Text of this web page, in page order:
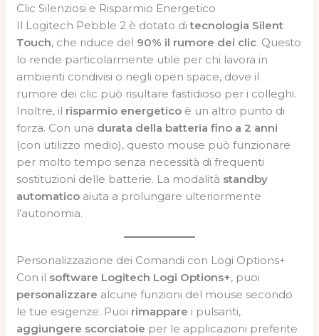
Clic Silenziosi e Risparmio Energetico
Il Logitech Pebble 2 è dotato ditecnologia Silent
Touch, che riduce del 90% il rumore dei clic. Questo
lo rende particolarmente utile per chi lavora in
ambienti condivisi o negli open space, dove il
rumore dei clic può risultare fastidioso per i colleghi.
Inoltre, il risparmio energetico è un altro punto di
forza. Con una durata della batteria fino a 2 anni
(con utilizzo medio), questo mouse può funzionare
per molto tempo senza necessità di frequenti
sostituzioni delle batterie. La modalità standby
automatico aiuta a prolungare ulteriormente
l’autonomia.
Personalizzazione dei Comandi con Logi Options+
Con il software Logitech Logi Options+, puoi
personalizzare alcune funzioni del mouse secondo
le tue esigenze. Puoi rimappare i pulsanti,
aggiungere scorciatoie per le applicazioni preferite